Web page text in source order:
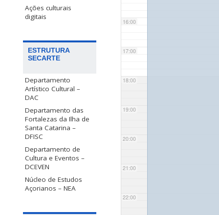
Ações culturais
digitais
ESTRUTURA
SECARTE
Departamento
Artístico Cultural –
DAC
Departamento das
Fortalezas da Ilha de
Santa Catarina –
DFISC
Departamento de
Cultura e Eventos –
DCEVEN
Núcleo de Estudos
Açorianos – NEA
16:00
17:00
18:00
19:00
20:00
21:00
22:00